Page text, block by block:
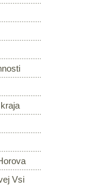
Vsi